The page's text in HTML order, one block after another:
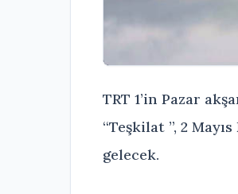
TRT 1’in Pazar
“Teşkilat ”, 2
gelecek.